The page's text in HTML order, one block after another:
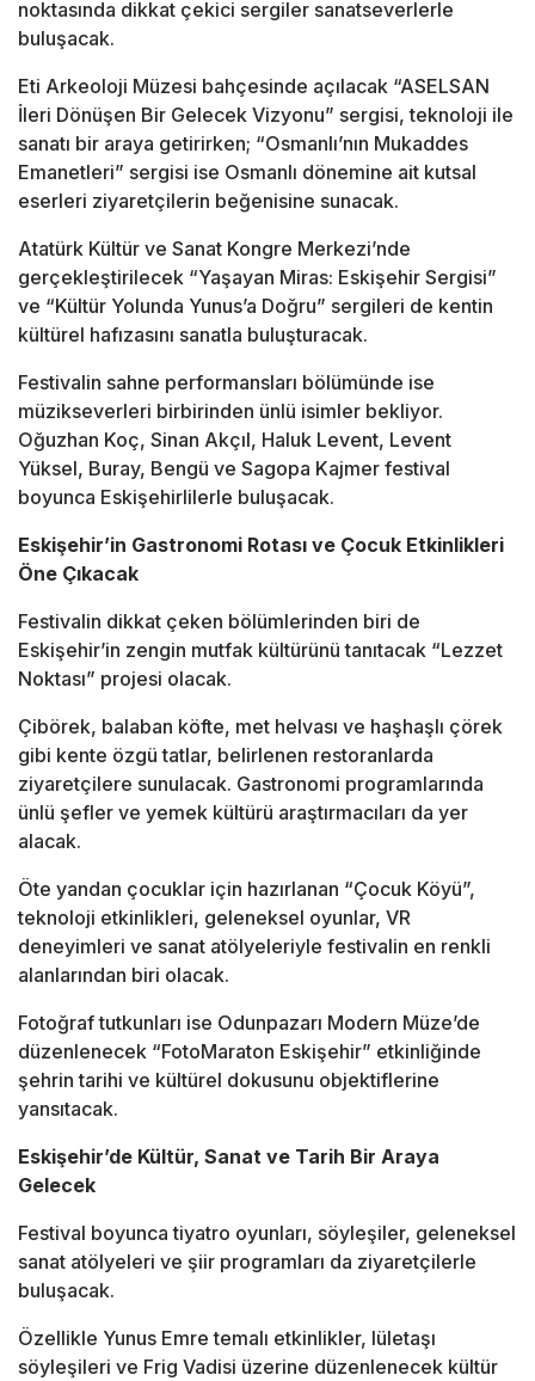
noktasında dikkat çekici sergiler sanatseverlerle
buluşacak.
Eti Arkeoloji Müzesi bahçesinde açılacak “ASELSAN
İleri Dönüşen Bir Gelecek Vizyonu” sergisi, teknoloji ile
sanatı bir araya getirirken; “Osmanlı’nın Mukaddes
Emanetleri” sergisi ise Osmanlı dönemine ait kutsal
eserleri ziyaretçilerin beğenisine sunacak.
Atatürk Kültür ve Sanat Kongre Merkezi’nde
gerçekleştirilecek “Yaşayan Miras: Eskişehir Sergisi”
ve “Kültür Yolunda Yunus’a Doğru” sergileri de kentin
kültürel hafızasını sanatla buluşturacak.
Festivalin sahne performansları bölümünde ise
müzikseverleri birbirinden ünlü isimler bekliyor.
Oğuzhan Koç, Sinan Akçıl, Haluk Levent, Levent
Yüksel, Buray, Bengü ve Sagopa Kajmer festival
boyunca Eskişehirlilerle buluşacak.
Eskişehir’in Gastronomi Rotası ve Çocuk Etkinlikleri
Öne Çıkacak
Festivalin dikkat çeken bölümlerinden biri de
Eskişehir’in zengin mutfak kültürünü tanıtacak “Lezzet
Noktası” projesi olacak.
Çibörek, balaban köfte, met helvası ve haşhaşlı çörek
gibi kente özgü tatlar, belirlenen restoranlarda
ziyaretçilere sunulacak. Gastronomi programlarında
ünlü şefler ve yemek kültürü araştırmacıları da yer
alacak.
Öte yandan çocuklar için hazırlanan “Çocuk Köyü”,
teknoloji etkinlikleri, geleneksel oyunlar, VR
deneyimleri ve sanat atölyeleriyle festivalin en renkli
alanlarından biri olacak.
Fotoğraf tutkunları ise Odunpazarı Modern Müze’de
düzenlenecek “FotoMaraton Eskişehir” etkinliğinde
şehrin tarihi ve kültürel dokusunu objektiflerine
yansıtacak.
Eskişehir’de Kültür, Sanat ve Tarih Bir Araya
Gelecek
Festival boyunca tiyatro oyunları, söyleşiler, geleneksel
sanat atölyeleri ve şiir programları da ziyaretçilerle
buluşacak.
Özellikle Yunus Emre temalı etkinlikler, lületaşı
söyleşileri ve Frig Vadisi üzerine düzenlenecek kültür